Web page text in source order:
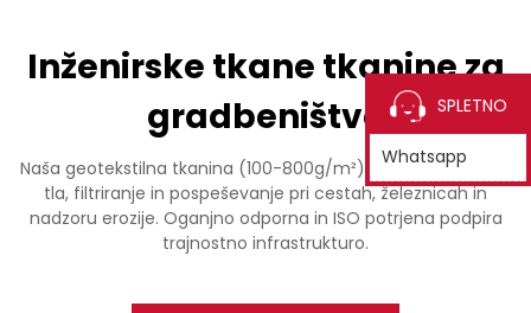
Inženirske tkane tkanine za
gradbeništvo
Naša geotekstilna tkanina (100-800g/m²) ponuja ločevanje
tla, filtriranje in pospeševanje pri cestah, železnicah in
nadzoru erozije. Oganjno odporna in ISO potrjena podpira
trajnostno infrastrukturo.
SPLETNO
Whatsapp